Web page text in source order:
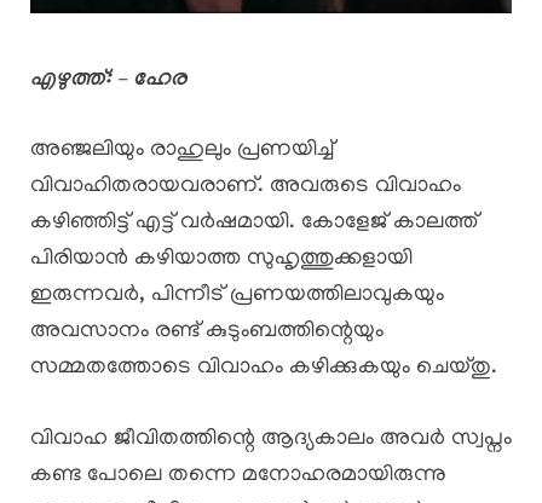
എഴുത്ത്: – ഹേര
അഞ്ജലിയും രാഹുലും പ്രണയിച്ച്
വിവാഹിതരായവരാണ്. അവരുടെ വിവാഹം
കഴിഞ്ഞിട്ട് എട്ട് വർഷമായി. കോളേജ് കാലത്ത്
പിരിയാൻ കഴിയാത്ത സുഹൃത്തുക്കളായി
ഇരുന്നവർ, പിന്നീട് പ്രണയത്തിലാവുകയും
അവസാനം രണ്ട് കുടുംബത്തിന്റെയും
സമ്മതത്തോടെ വിവാഹം കഴിക്കുകയും ചെയ്തു.
വിവാഹ ജീവിതത്തിന്റെ ആദ്യകാലം അവർ സ്വപ്നം
കണ്ട പോലെ തന്നെ മനോഹരമായിരുന്നു